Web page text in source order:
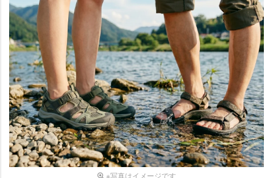
※写真はイメージです